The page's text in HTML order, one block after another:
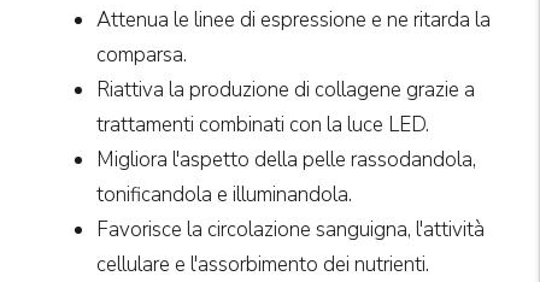
Attenua le linee di espressione e ne ritarda la
comparsa.
Riattiva la produzione di collagene grazie a
trattamenti combinati con la luce LED.
Migliora l'aspetto della pelle rassodandola,
tonificandola e illuminandola.
Favorisce la circolazione sanguigna, l'attività
cellulare e l'assorbimento dei nutrienti.